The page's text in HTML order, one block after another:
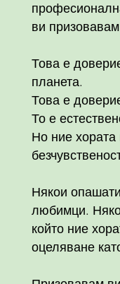
ви
Това е
планета.
Това е
То е
Но ние хората
Някои
любимци.
който ние
оцеляване